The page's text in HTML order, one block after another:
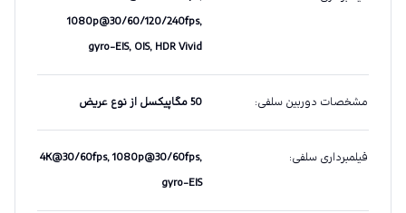
1080p@30/60/120/240fps,
gyro-EIS, OIS, HDR Vivid
مشخصات دوربین سلفی: 50 مگاپیکسل از نوع عریض
فیلمبرداری سلفی:
4K@30/60fps, 1080p@30/60fps,
gyro-EIS